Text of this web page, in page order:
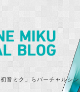
音ミク」らバーチャルシ